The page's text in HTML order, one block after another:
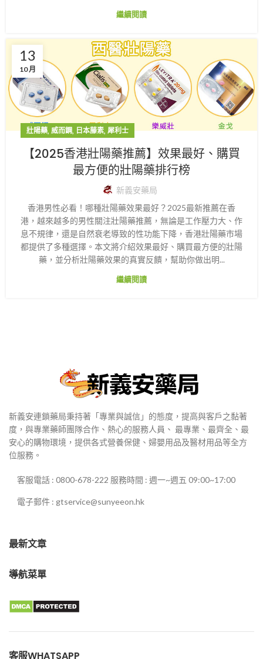
繼續閱讀
13
10 月
壯陽藥, 威而鋼, 日本藤素, 犀利士
【2025香港壯陽藥推薦】效果最好、購買
最方便的壯陽藥排行榜
新義安藥局
​香港男性必看！哪種壯陽藥效果最好？2025最新推薦​ 在香
港，越來越多的男性關注壯陽藥推薦，無論是工作壓力大、作
息不規律，還是自然衰老導致的性功能下降，​香港壯陽藥市場
都提供了多種選擇。本文將介紹效果最好、購買最方便的壯陽
藥，並分析壯陽藥效果的真實反饋，幫助你做出明...
繼續閱讀
新義安連鎖藥局秉持著「專業與誠信」的態度，提高與客戶之黏著
度，與專業藥師團隊合作、熱心的服務人員、 最專業、最齊全、最
安心的購物環境，提供各式營養保健、婦嬰用品及醫材用品等全方
位服務。
客服電話 : 0800-678-222 服務時間 : 週一~週五 09:00~17:00
電子郵件 : gtservice@sunyeeon.hk
最新文章
導航菜單
客服WHATSAPP